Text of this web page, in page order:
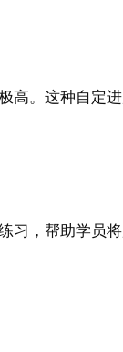
高。这种自定
习，帮助学员